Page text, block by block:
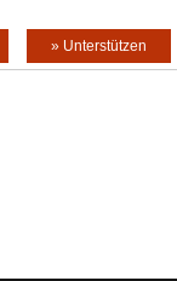
» Unterstützen